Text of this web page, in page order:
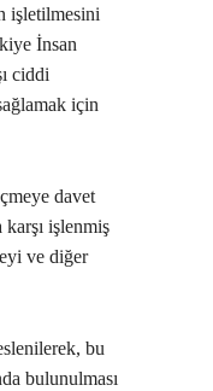
işletilmesini
İnsan
ciddi
için
davet
işlenmiş
ve diğer
bu
bulunulması